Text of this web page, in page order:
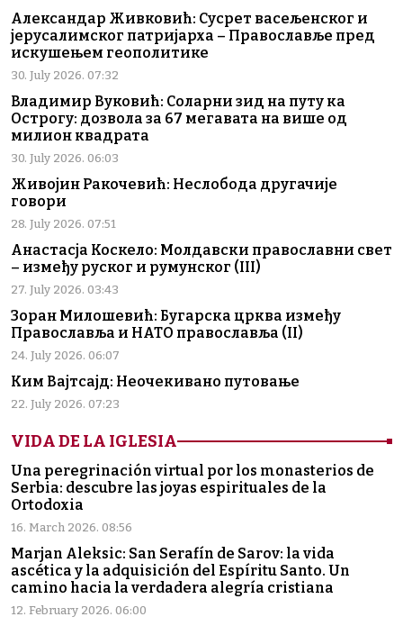
Александар Живковић: Сусрет васељенског и
јерусалимског патријарха – Православље пред
искушењем геополитике
30. July 2026. 07:32
Владимир Вуковић: Соларни зид на путу ка
Острогу: дозвола за 67 мегавата на више од
милион квадрата
30. July 2026. 06:03
Живојин Ракочевић: Неслобода другачије
говори
28. July 2026. 07:51
Анастасја Коскело: Молдавски православни свет
– између руског и румунског (III)
27. July 2026. 03:43
Зоран Милошевић: Бугарска црква између
Православља и НАТО православља (II)
24. July 2026. 06:07
Ким Вајтсајд: Неочекивано путовање
22. July 2026. 07:23
VIDA DE LA IGLESIA
Una peregrinación virtual por los monasterios de
Serbia: descubre las joyas espirituales de la
Ortodoxia
16. March 2026. 08:56
Marjan Aleksic: San Serafín de Sarov: la vida
ascética y la adquisición del Espíritu Santo. Un
camino hacia la verdadera alegría cristiana
12. February 2026. 06:00